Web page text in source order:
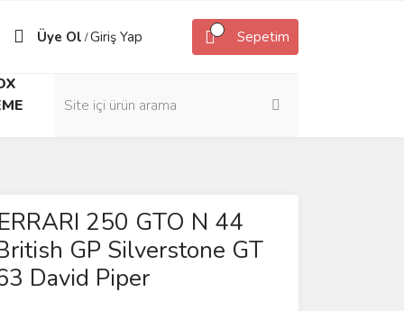
Üye Ol /Giriş Yap Sepetim
250 GTO N 44
GP Silverstone GT
David Piper